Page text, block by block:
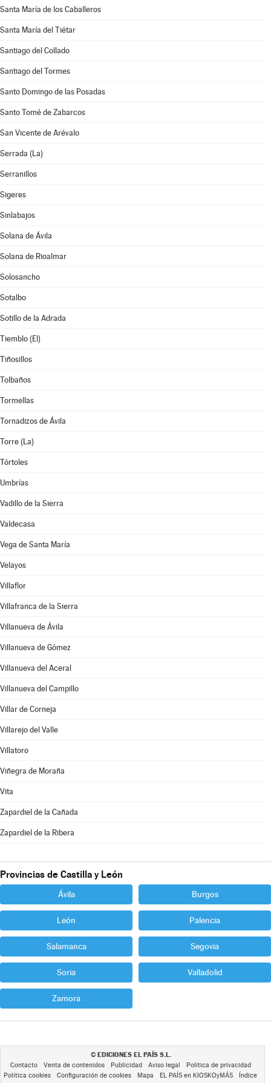
Santa María de los Caballeros
Santa María del Tiétar
Santiago del Collado
Santiago del Tormes
Santo Domingo de las Posadas
Santo Tomé de Zabarcos
San Vicente de Arévalo
Serrada (La)
Serranillos
Sigeres
Sinlabajos
Solana de Ávila
Solana de Rioalmar
Solosancho
Sotalbo
Sotillo de la Adrada
Tiemblo (El)
Tiñosillos
Tolbaños
Tormellas
Tornadizos de Ávila
Torre (La)
Tórtoles
Umbrías
Vadillo de la Sierra
Valdecasa
Vega de Santa María
Velayos
Villaflor
Villafranca de la Sierra
Villanueva de Ávila
Villanueva de Gómez
Villanueva del Aceral
Villanueva del Campillo
Villar de Corneja
Villarejo del Valle
Villatoro
Viñegra de Moraña
Vita
Zapardiel de la Cañada
Zapardiel de la Ribera
Provincias de Castilla y León
Ávila Burgos
León Palencia
Salamanca Segovia
Soria Valladolid
Zamora
© EDICIONES EL PAÍS S.L.
Contacto Venta de contenidos Publicidad Aviso legal
Política de privacidad
Política cookies
Configuración de cookies Mapa EL PAÍS en KIOSKOyMÁS
Índice